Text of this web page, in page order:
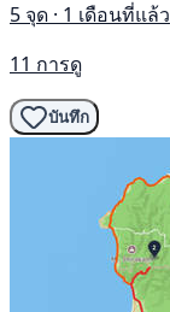
5 จุด · 1 เดือนที่แล้ว
11 การดู
บันทึก